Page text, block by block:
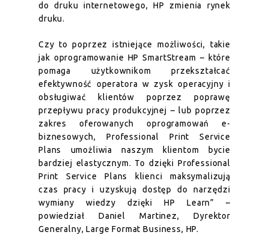
do druku internetowego, HP zmienia rynek
druku.
Czy to poprzez istniejące możliwości, takie
jak oprogramowanie HP SmartStream – które
pomaga użytkownikom przekształcać
efektywność operatora w zysk operacyjny i
obsługiwać klientów poprzez poprawę
przepływu pracy produkcyjnej – lub poprzez
zakres oferowanych oprogramowań e-
biznesowych, Professional Print Service
Plans umożliwia naszym klientom bycie
bardziej elastycznym. To dzięki Professional
Print Service Plans klienci maksymalizują
czas pracy i uzyskują dostęp do narzędzi
wymiany wiedzy dzięki HP Learn”–
powiedział Daniel Martinez, Dyrektor
Generalny, Large Format Business, HP.